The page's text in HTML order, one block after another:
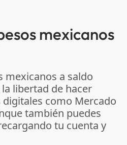
mexicanos
mexicanos a saldo
libertad de hacer
como Mercado
también puedes
tu cuenta y